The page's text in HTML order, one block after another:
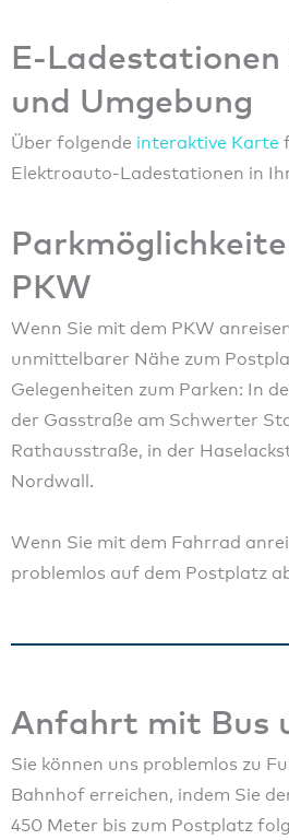
E-
und Umgebung
Über folgende interaktive Karte
Elektroauto-Ladestationen in
PKW
Wenn Sie mit dem PKW
unmittelbarer Nähe zum
Gelegenheiten zum Parken: In
der Gasstraße am Schwerter
Rathausstraße, in der
Nordwall.
Wenn Sie mit dem Fahrrad
problemlos auf dem Postplatz
Anfahrt mit Bus
Sie können uns problemlos zu
Bahnhof erreichen, indem Sie
450 Meter bis zum Postplatz